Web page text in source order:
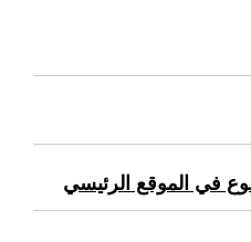
في الموقع الرئيسي